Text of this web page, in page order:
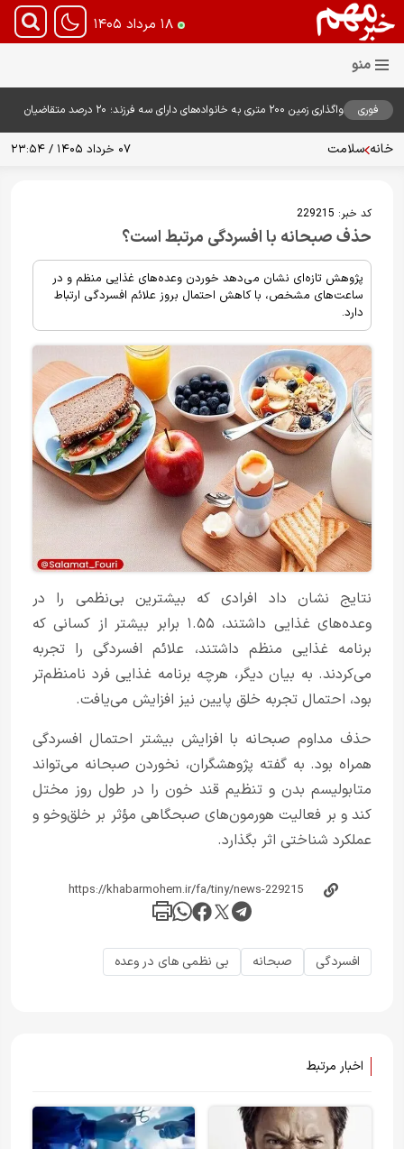
۱۸ مرداد ۱۴۰۵
فوری
واگذاری زمین ۲۰۰ متری به خانواده‌های دارای سه فرزند؛ ۲۰ درصد متقاضیان
خانه سلامت ۰۷ خرداد ۱۴۰۵ / ۲۳:۵۴
کد خبر: 229215
حذف صبحانه با افسردگی مرتبط است؟
پژوهش تازه‌ای نشان می‌دهد خوردن وعده‌های غذایی منظم و در
ساعت‌های مشخص، با کاهش احتمال بروز علائم افسردگی ارتباط
دارد.
نتایج نشان داد افرادی که بیشترین بی‌نظمی را در
وعده‌های غذایی داشتند، ۱.۵۵ برابر بیشتر از کسانی که
برنامه غذایی منظم داشتند، علائم افسردگی را تجربه
می‌کردند. به بیان دیگر، هرچه برنامه غذایی فرد نامنظم‌تر
بود، احتمال تجربه خلق پایین نیز افزایش می‌یافت.
حذف مداوم صبحانه با افزایش بیشتر احتمال افسردگی
همراه بود. به گفته پژوهشگران، نخوردن صبحانه می‌تواند
متابولیسم بدن و تنظیم قند خون را در طول روز مختل
کند و بر فعالیت هورمون‌های صبحگاهی مؤثر بر خلق‌وخو و
عملکرد شناختی اثر بگذارد.
افسردگی صبحانه بی نظمی های در وعده
اخبار مرتبط